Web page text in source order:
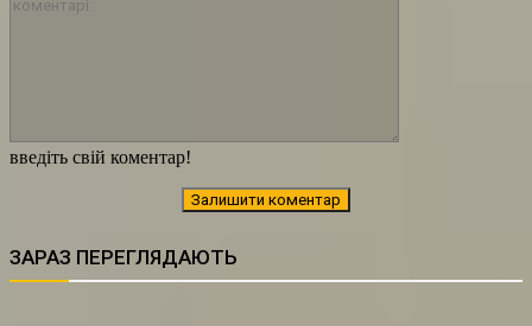
введіть свій коментар!
ЗАРАЗ ПЕРЕГЛЯДАЮТЬ